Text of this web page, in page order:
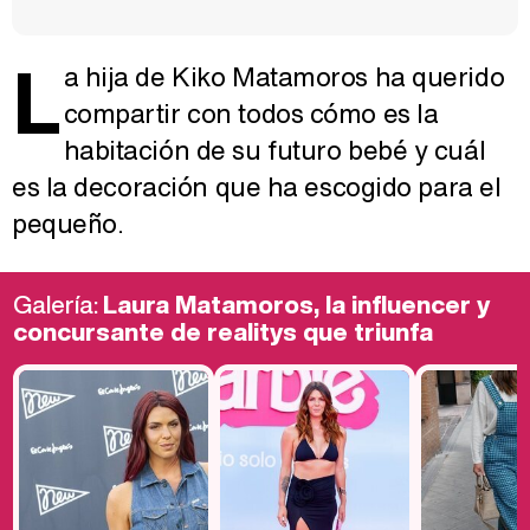
La hija de Kiko Matamoros ha querido
compartir con todos cómo es la
habitación de su futuro bebé y cuál
es la decoración que ha escogido para el
pequeño.
Galería:Laura Matamoros, la influencer y
concursante de realitys que triunfa